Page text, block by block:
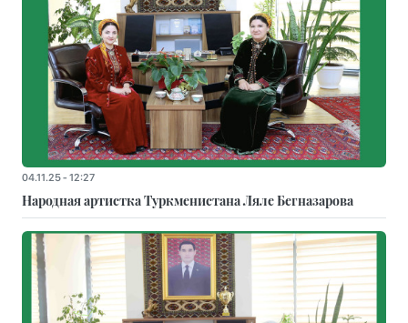
04.11.25 - 12:27
Народная артистка Туркменистана Ляле Бегназарова